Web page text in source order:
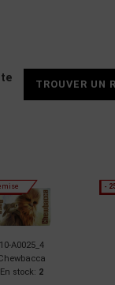
TROUVER UN
A0025_4
En stock: 2
-